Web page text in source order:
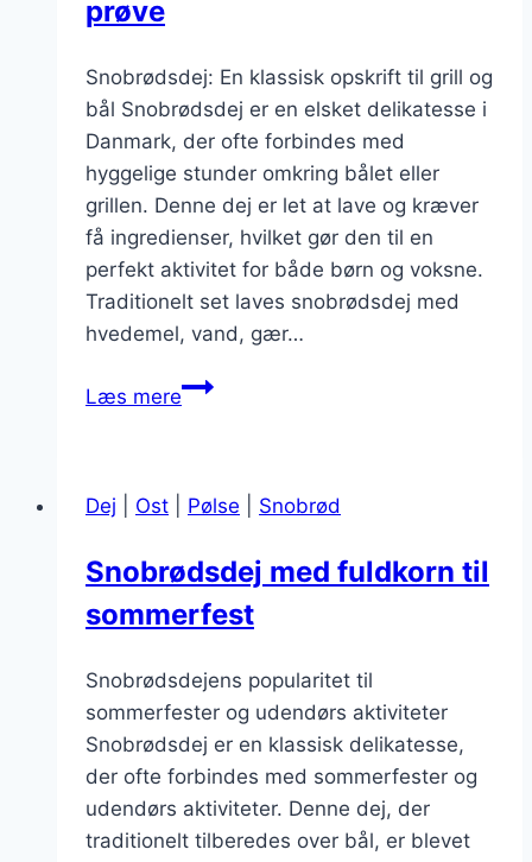
prøve
Snobrødsdej: En klassisk opskrift til grill og
bål Snobrødsdej er en elsket delikatesse i
Danmark, der ofte forbindes med
hyggelige stunder omkring bålet eller
grillen. Denne dej er let at lave og kræver
få ingredienser, hvilket gør den til en
perfekt aktivitet for både børn og voksne.
Traditionelt set laves snobrødsdej med
hvedemel, vand, gær…
Læs mereSnobrødsdej
du
prøve
Dej Ost Pølse Snobrød
Snobrødsdej med fuldkorn til
sommerfest
Snobrødsdejens popularitet til
sommerfester og udendørs aktiviteter
Snobrødsdej er en klassisk delikatesse,
der ofte forbindes med sommerfester og
udendørs aktiviteter. Denne dej, der
traditionelt tilberedes over bål, er blevet